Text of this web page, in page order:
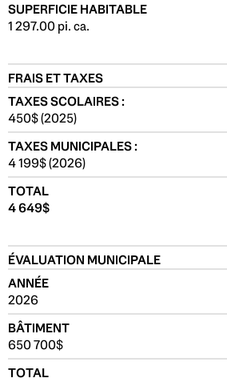
SUPERFICIE HABITABLE
1 297.00 pi. ca.
FRAIS ET TAXES
TAXES SCOLAIRES :
450$ (2025)
TAXES MUNICIPALES :
4 199$ (2026)
TOTAL
4 649$
ÉVALUATION MUNICIPALE
ANNÉE
2026
BÂTIMENT
650 700$
TOTAL